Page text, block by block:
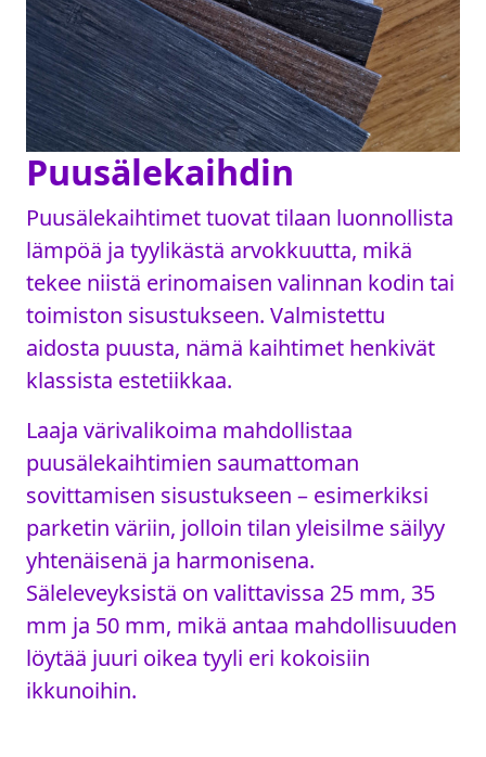
Puusälekaihdin
Puusälekaihtimet tuovat tilaan luonnollista
lämpöä ja tyylikästä arvokkuutta, mikä
tekee niistä erinomaisen valinnan kodin tai
toimiston sisustukseen. Valmistettu
aidosta puusta, nämä kaihtimet henkivät
klassista estetiikkaa.
Laaja värivalikoima mahdollistaa
puusälekaihtimien saumattoman
sovittamisen sisustukseen – esimerkiksi
parketin väriin, jolloin tilan yleisilme säilyy
yhtenäisenä ja harmonisena.
Säleleveyksistä on valittavissa 25 mm, 35
mm ja 50 mm, mikä antaa mahdollisuuden
löytää juuri oikea tyyli eri kokoisiin
ikkunoihin.